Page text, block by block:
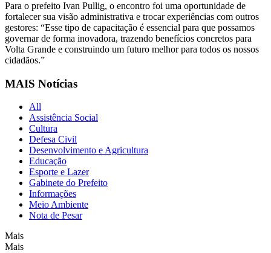
Para o prefeito Ivan Pullig, o encontro foi uma oportunidade de
fortalecer sua visão administrativa e trocar experiências com outros
gestores: “Esse tipo de capacitação é essencial para que possamos
governar de forma inovadora, trazendo benefícios concretos para
Volta Grande e construindo um futuro melhor para todos os nossos
cidadãos.”
MAIS Notícias
All
Assistência Social
Cultura
Defesa Civil
Desenvolvimento e Agricultura
Educação
Esporte e Lazer
Gabinete do Prefeito
Informações
Meio Ambiente
Nota de Pesar
Mais
Mais